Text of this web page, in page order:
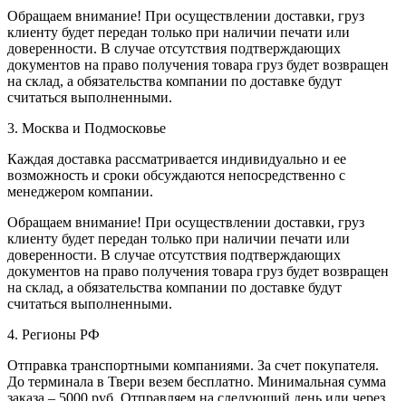
Обращаем внимание! При осуществлении доставки, груз
клиенту будет передан только при наличии печати или
доверенности. В случае отсутствия подтверждающих
документов на право получения товара груз будет возвращен
на склад, а обязательства компании по доставке будут
считаться выполненными.
3. Москва и Подмосковье
Каждая доставка рассматривается индивидуально и ее
возможность и сроки обсуждаются непосредственно с
менеджером компании.
Обращаем внимание! При осуществлении доставки, груз
клиенту будет передан только при наличии печати или
доверенности. В случае отсутствия подтверждающих
документов на право получения товара груз будет возвращен
на склад, а обязательства компании по доставке будут
считаться выполненными.
4. Регионы РФ
Отправка транспортными компаниями. За счет покупателя.
До терминала в Твери везем бесплатно. Минимальная сумма
заказа – 5000 руб. Отправляем на следующий день или через